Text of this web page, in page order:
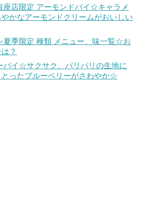
座店限定 アーモンドパイ☆キャラメ
かなアーモンドクリームがおいしい
夏季限定 種類 メニュー、味一覧☆お
？
パイ☆サクサク、パリパリの生地に
とったブルーベリーがさわやか☆